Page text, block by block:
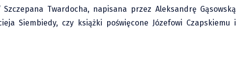
Twardocha, napisana przez Aleksandrę Gąsowską
Siembiedy, czy książki poświęcone Józefowi Czapskiemu i